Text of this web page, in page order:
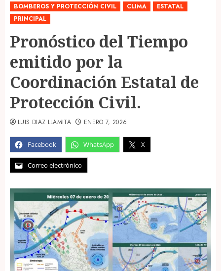
BOMBEROS Y PROTECCIÓN CIVIL CLIMA
ESTATAL
PRINCIPAL
Pronóstico del Tiempo
emitido por la
Coordinación Estatal de
Protección Civil.
Facebook WhatsApp X
Correo electrónico
LUIS DIAZ LLAMITA ENERO 7, 2026